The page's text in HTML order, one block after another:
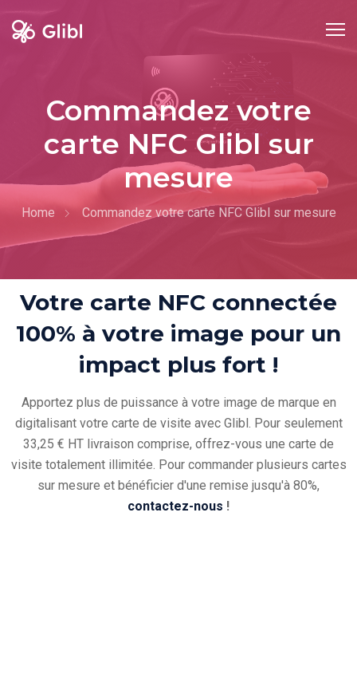
Commandez votre
carte NFC Glibl sur
mesure
Home Commandez votre carte NFC Glibl sur mesure
Votre carte NFC connectée
100% à votre image pour un
impact plus fort !
Apportez plus de puissance à votre image de marque en
digitalisant votre carte de visite avec Glibl. Pour seulement
33,25 € HT livraison comprise, offrez-vous une carte de
visite totalement illimitée. Pour commander plusieurs cartes
sur mesure et bénéficier d'une remise jusqu'à 80%,
contactez-nous !